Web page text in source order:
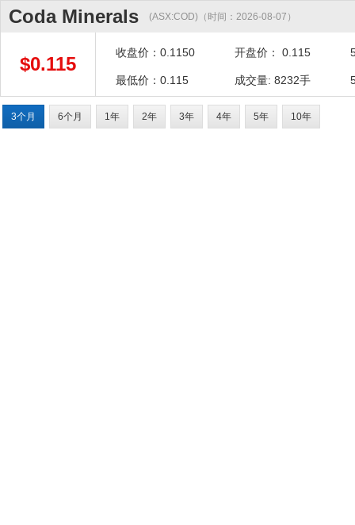
Coda Minerals (ASX:COD)（时间：2026-08-07）
$0.115
收盘价：0.1150
最低价：0.115
开盘价： 0.115
成交量: 8232手
3个月 6个月 1年 2年 3年 4年 5年 10年